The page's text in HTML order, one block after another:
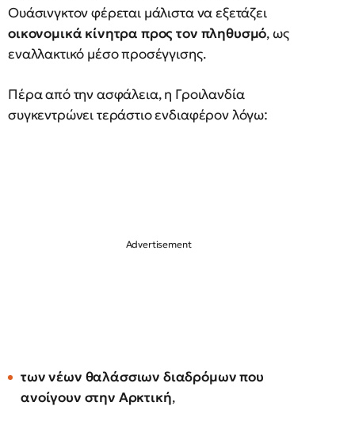
Ουάσινγκτον φέρεται μάλιστα να εξετάζει
οικονομικά κίνητρα προς τον πληθυσμό, ως
εναλλακτικό μέσο προσέγγισης.
Πέρα από την ασφάλεια, η Γροιλανδία
συγκεντρώνει τεράστιο ενδιαφέρον λόγω:
των νέων θαλάσσιων διαδρόμων που
ανοίγουν στην Αρκτική,